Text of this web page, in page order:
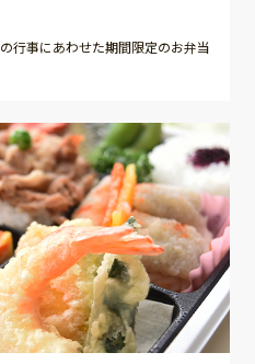
行事にあわせた期間限定のお弁当